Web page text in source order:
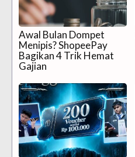
Awal Bulan Dompet
Menipis? ShopeePay
Bagikan 4 Trik Hemat
Gajian